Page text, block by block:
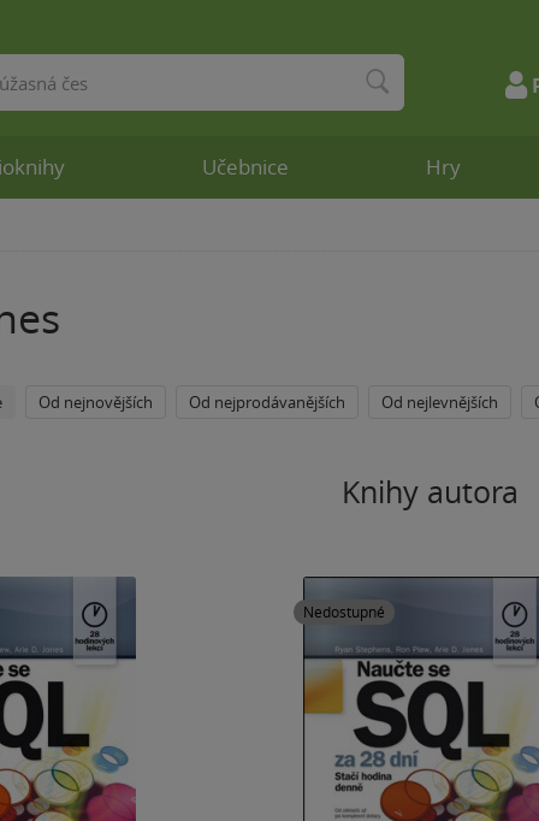
Od nejnovějších Od nejprodávanějších Od nejlevnějších
Knihy autora
Nedostupné
Učebnice Hry